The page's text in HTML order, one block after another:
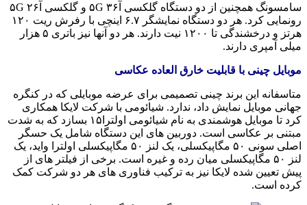
سامسونگ همچنین از دو دستگاه گلکسی آ۳۶ ۵G و گلکسی آ۲۶ ۵G
رونمایی کرد. هر دو دستگاه نمایشگر ۶.۷ اینچی با رفرش ریت ۱۲۰
هرتز و درخشندگی تا ۱۲۰۰ نیت دارند. هر دو آنها نیز باتری ۵ هزار
میلی آمپری دارند.
موبایل چینی با قابلیت خارق العاده عکاسی
متاسفانه این برند چینی تصمیمی برای عرضه موبایلی که در کنگره
جهانی موبایل نمایش داد، ندارد. شیائومی با شرکت لایکا همکاری
کرد تا موبایل هوشمندی به نام شیائومی اولترا۱۵ بسازد که به شدت
مبتنی بر عکاسی است. دوربین های این دستگاه شامل یک حسگر
اصلی سونی ۵۰ مگاپیکسلی، یک لنز ۵۰ مگاپیکسلی اولترا واید، یک
لنز ۵۰ مگاپیکسلی میان رده و غیره است. برخی از فیلتر های از
پیش تعیین شده لایکا نیز به ترکیب فناوری های هر دو شرکت کمک
کرده است.